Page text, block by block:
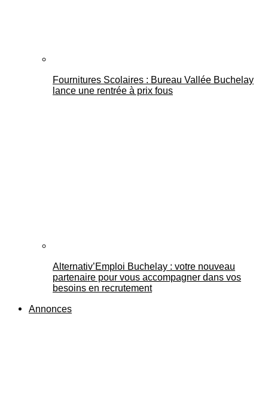
Fournitures Scolaires : Bureau Vallée Buchelay
lance une rentrée à prix fous
Alternativ’Emploi Buchelay : votre nouveau
partenaire pour vous accompagner dans vos
besoins en recrutement
Annonces